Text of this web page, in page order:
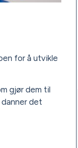
for å utvikle
gjør dem til
det